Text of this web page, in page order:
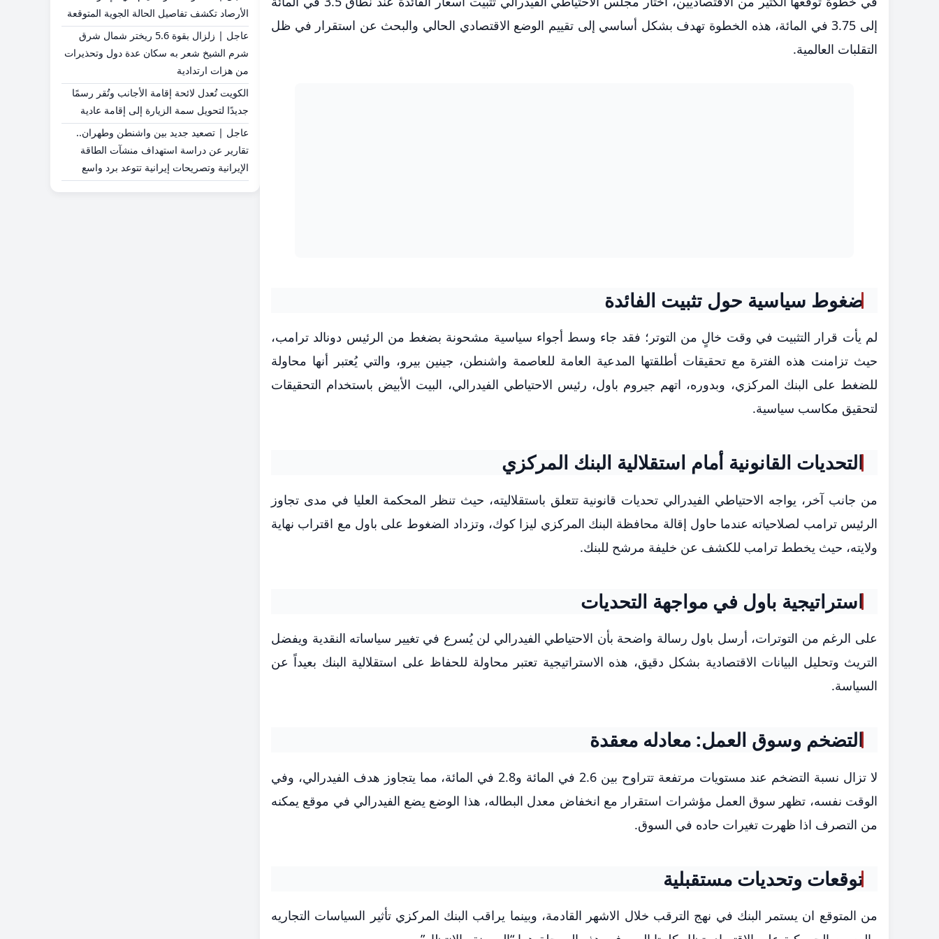
إلى 3.75 في المائة، هذه الخطوة تهدف بشكل أساسي إلى تقييم الوضع الاقتصادي الحالي والبحث عن استقرار في ظل
التقلبات العالمية.
ضغوط سياسية حول تثبيت الفائدة
لم يأت قرار التثبيت في وقت خالٍ من التوتر؛ فقد جاء وسط أجواء سياسية مشحونة بضغط من الرئيس دونالد ترامب،
حيث تزامنت هذه الفترة مع تحقيقات أطلقتها المدعية العامة للعاصمة واشنطن، جينين بيرو، والتي يُعتبر أنها محاولة
للضغط على البنك المركزي، وبدوره، اتهم جيروم باول، رئيس الاحتياطي الفيدرالي، البيت الأبيض باستخدام التحقيقات
لتحقيق مكاسب سياسية.
التحديات القانونية أمام استقلالية البنك المركزي
من جانب آخر، يواجه الاحتياطي الفيدرالي تحديات قانونية تتعلق باستقلاليته، حيث تنظر المحكمة العليا في مدى تجاوز
الرئيس ترامب لصلاحياته عندما حاول إقالة محافظة البنك المركزي ليزا كوك، وتزداد الضغوط على باول مع اقتراب نهاية
ولايته، حيث يخطط ترامب للكشف عن خليفة مرشح للبنك.
استراتيجية باول في مواجهة التحديات
على الرغم من التوترات، أرسل باول رسالة واضحة بأن الاحتياطي الفيدرالي لن يُسرع في تغيير سياساته النقدية ويفضل
التريث وتحليل البيانات الاقتصادية بشكل دقيق، هذه الاستراتيجية تعتبر محاولة للحفاظ على استقلالية البنك بعيداً عن
السياسة.
التضخم وسوق العمل: معادله معقدة
لا تزال نسبة التضخم عند مستويات مرتفعة تتراوح بين 2.6 في المائة و2.8 في المائة، مما يتجاوز هدف الفيدرالي، وفي
الوقت نفسه، تظهر سوق العمل مؤشرات استقرار مع انخفاض معدل البطاله، هذا الوضع يضع الفيدرالي في موقع يمكنه
من التصرف اذا ظهرت تغيرات حاده في السوق.
توقعات وتحديات مستقبلية
من المتوقع ان يستمر البنك في نهج الترقب خلال الاشهر القادمة، وبينما يراقب البنك المركزي تأثير السياسات التجاريه
الأرصاد تكشف تفاصيل الحالة الجوية المتوقعة
عاجل | زلزال بقوة 5.6 ريختر شمال شرق
شرم الشيخ شعر به سكان عدة دول وتحذيرات
من هزات ارتدادية
الكويت تُعدل لائحة إقامة الأجانب وتُقر رسمًا
جديدًا لتحويل سمة الزيارة إلى إقامة عادية
عاجل | تصعيد جديد بين واشنطن وطهران..
تقارير عن دراسة استهداف منشآت الطاقة
الإيرانية وتصريحات إيرانية تتوعد برد واسع